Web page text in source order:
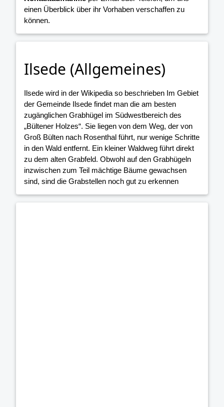
einen Überblick über ihr Vorhaben verschaffen zu
können.
Ilsede (Allgemeines)
Ilsede wird in der Wikipedia so beschrieben Im Gebiet
der Gemeinde Ilsede findet man die am besten
zugänglichen Grabhügel im Südwestbereich des
„Bültener Holzes“. Sie liegen von dem Weg, der von
Groß Bülten nach Rosenthal führt, nur wenige Schritte
in den Wald entfernt. Ein kleiner Waldweg führt direkt
zu dem alten Grabfeld. Obwohl auf den Grabhügeln
inzwischen zum Teil mächtige Bäume gewachsen
sind, sind die Grabstellen noch gut zu erkennen